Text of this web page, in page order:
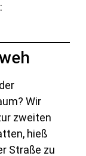
Wir
zweiten
hieß
Straße zu